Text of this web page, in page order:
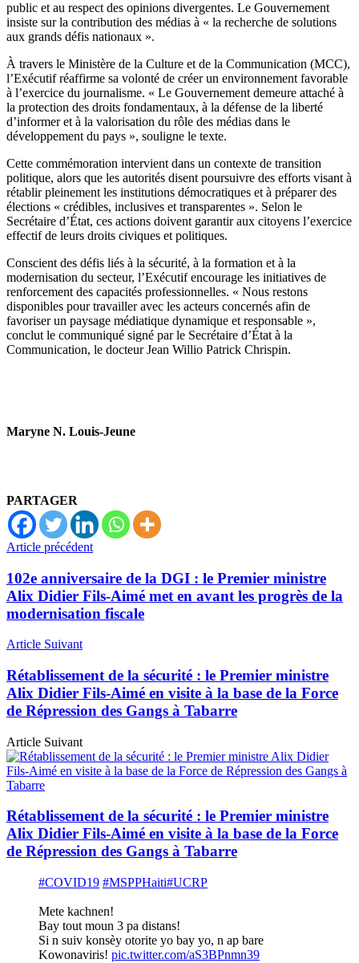
public et au respect des opinions divergentes. Le Gouvernement
insiste sur la contribution des médias à « la recherche de solutions
aux grands défis nationaux ».
À travers le Ministère de la Culture et de la Communication (MCC),
l’Exécutif réaffirme sa volonté de créer un environnement favorable
à l’exercice du journalisme. « Le Gouvernement demeure attaché à
la protection des droits fondamentaux, à la défense de la liberté
d’informer et à la valorisation du rôle des médias dans le
développement du pays », souligne le texte.
Cette commémoration intervient dans un contexte de transition
politique, alors que les autorités disent poursuivre des efforts visant à
rétablir pleinement les institutions démocratiques et à préparer des
élections « crédibles, inclusives et transparentes ». Selon le
Secrétaire d’État, ces actions doivent garantir aux citoyens l’exercice
effectif de leurs droits civiques et politiques.
Conscient des défis liés à la sécurité, à la formation et à la
modernisation du secteur, l’Exécutif encourage les initiatives de
renforcement des capacités professionnelles. « Nous restons
disponibles pour travailler avec les acteurs concernés afin de
favoriser un paysage médiatique dynamique et responsable »,
conclut le communiqué signé par le Secrétaire d’État à la
Communication, le docteur Jean Willio Patrick Chrispin.
Maryne N. Louis-Jeune
PARTAGER
Article précédent
102e anniversaire de la DGI : le Premier ministre
Alix Didier Fils-Aimé met en avant les progrès de la
modernisation fiscale
Article Suivant
Rétablissement de la sécurité : le Premier ministre
Alix Didier Fils-Aimé en visite à la base de la Force
de Répression des Gangs à Tabarre
Article Suivant
Rétablissement de la sécurité : le Premier ministre
Alix Didier Fils-Aimé en visite à la base de la Force
de Répression des Gangs à Tabarre
#COVID19 #MSPPHaiti#UCRP
Mete kachnen!
Bay tout moun 3 pa distans!
Si n suiv konsèy otorite yo bay yo, n ap bare
Kowonaviris! pic.twitter.com/aS3BPnmn39